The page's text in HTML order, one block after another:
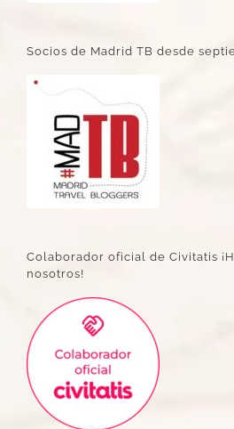
Socios de Madrid TB desde
Colaborador oficial de Civitatis
nosotros!